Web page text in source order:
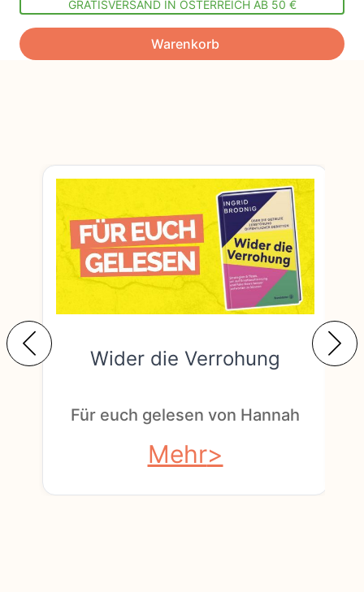
GRATISVERSAND IN ÖSTERREICH AB 50 €
Warenkorb
Wider die Verrohung
Für euch gelesen von Hannah
Mehr